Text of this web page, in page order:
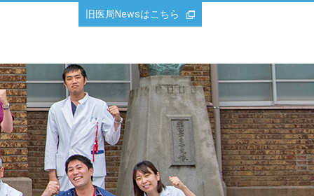
旧医局Newsはこちら